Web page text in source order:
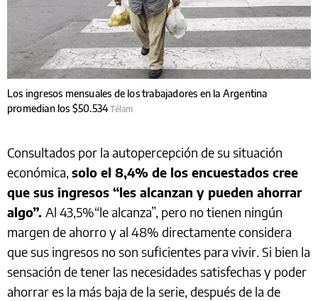
Los ingresos mensuales de los trabajadores en la Argentina
promedian los $50.534Télam
Consultados por la autopercepción de su situación
económica, solo el 8,4% de los encuestados cree
que sus ingresos “les alcanzan y pueden ahorrar
algo”. Al 43,5%“le alcanza”, pero no tienen ningún
margen de ahorro y al 48% directamente considera
que sus ingresos no son suficientes para vivir. Si bien la
sensación de tener las necesidades satisfechas y poder
ahorrar es la más baja de la serie, después de la de